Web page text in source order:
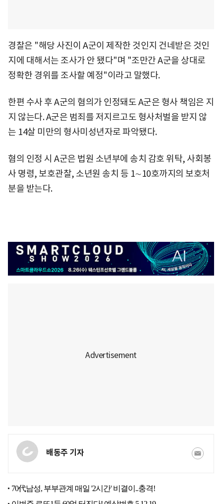
경찰은 "해당 사진이 A군이 제작한 것인지 건네받은 것인
지에 대해서는 조사가 안 됐다"며 "조만간 A군을 상대로
정확한 경위를 조사할 예정"이라고 말했다.
한편 수사 후 A군의 혐의가 인정돼도 A군은 형사 책임은 지
지 않는다. A군은 범죄를 저지르고도 형사처벌을 받지 않
는 14살 미만의 형사미성년자로 파악됐다.
혐의 인정 시 A군은 법원 소년부에 송치 감호 위탁, 사회봉
사 명령, 보호관찰, 소년원 송치 등 1∼10호까지의 보호처
분을 받는다.
배동주 기자